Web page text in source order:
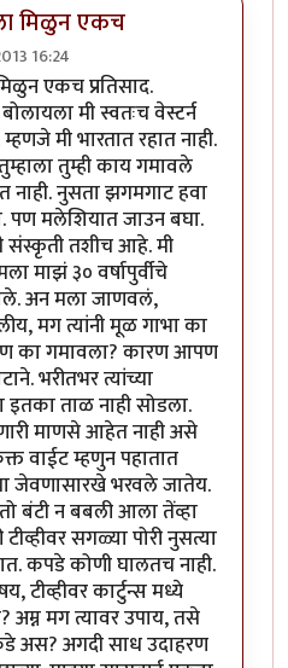
मिळुन एकच
16:24
कोंडके
एकच प्रतिसाद.
मी स्वतःच वेस्टर्न
मी भारतात रहात नाही.
तुम्ही काय गमावले
नाही. नुसता झगमगाट हवा
पण मलेशियात जाउन बघा.
संस्कृती तशीच आहे. मी
माझं ३० वर्षापुर्वीचे
अन मला जाणवलं,
मग त्यांनी मूळ गाभा का
का गमावला? कारण आपण
भरीतभर त्यांच्या
इतका ताळ नाही सोडला.
माणसे आहेत नाही असे
वाईट म्हणुन पहातात
जेवणासारखे भरवले जातेय.
बंटी न बबली आला तेंव्हा
सगळ्या पोरी नुसत्या
कपडे कोणी घालतच नाही.
टीव्हीवर कार्टुन्स मध्ये
अम्न मग त्यावर उपाय, तसे
अस? अगदी साध उदाहरण